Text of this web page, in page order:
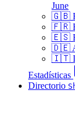
June
🇬🇧
🇫🇷
🇪🇸
🇩🇪
🇮🇹
Estadísticas
Directorio